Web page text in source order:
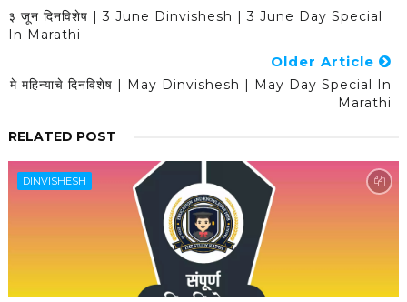
३ जून दिनविशेष | 3 June Dinvishesh | 3 June Day Special
In Marathi
Older Article
मे महिन्याचे दिनविशेष | May Dinvishesh | May Day Special In
Marathi
RELATED POST
DINVISHESH